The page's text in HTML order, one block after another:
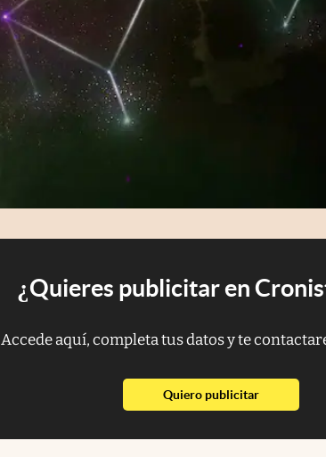
¿Quieres publicitar en
Accede aquí, completa tus datos y te
Quiero publicitarabre en